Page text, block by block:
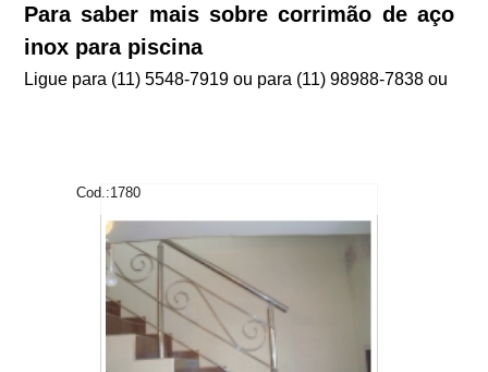
Para saber mais sobre corrimão de aço
inox para piscina
Ligue para (11) 5548-7919ou para (11) 98988-7838ou
Cod.:1780